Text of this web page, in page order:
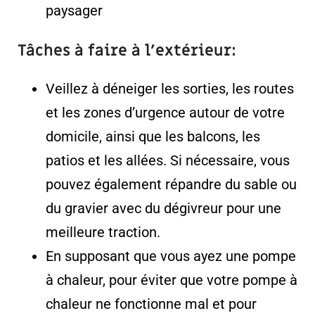
paysager
Tâches à faire à l’extérieur:
Veillez à déneiger les sorties, les routes
et les zones d’urgence autour de votre
domicile, ainsi que les balcons, les
patios et les allées. Si nécessaire, vous
pouvez également répandre du sable ou
du gravier avec du dégivreur pour une
meilleure traction.
En supposant que vous ayez une pompe
à chaleur, pour éviter que votre pompe à
chaleur ne fonctionne mal et pour